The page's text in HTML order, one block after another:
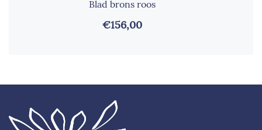
Blad brons roos
€156,00